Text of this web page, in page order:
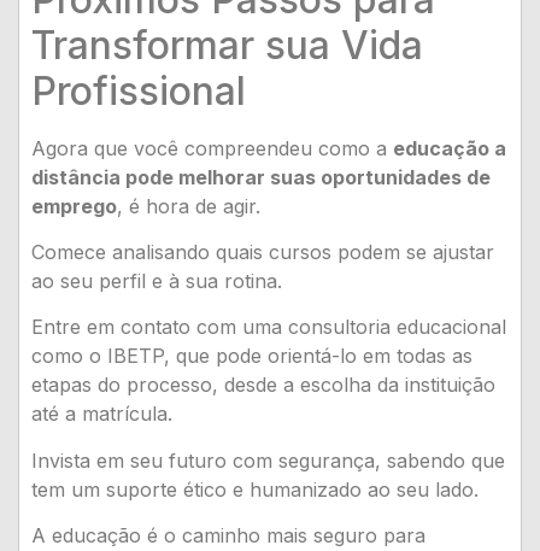
Transformar sua Vida
Profissional
Agora que você compreendeu como a educação a
distância pode melhorar suas oportunidades de
emprego, é hora de agir.
Comece analisando quais cursos podem se ajustar
ao seu perfil e à sua rotina.
Entre em contato com uma consultoria educacional
como o IBETP, que pode orientá-lo em todas as
etapas do processo, desde a escolha da instituição
até a matrícula.
Invista em seu futuro com segurança, sabendo que
tem um suporte ético e humanizado ao seu lado.
A educação é o caminho mais seguro para